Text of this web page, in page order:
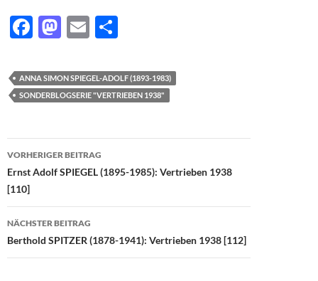
F
e
b
o
k
M
to
d
n
E
ail le
n
ANNA SIMON SPIEGEL-ADOLF (1893-1983)
SONDERBLOGSERIE "VERTRIEBEN 1938"
Beitragsnavigation
VORHERIGER BEITRAG
Ernst Adolf SPIEGEL (1895-1985): Vertrieben 1938
[110]
NÄCHSTER BEITRAG
Berthold SPITZER (1878-1941): Vertrieben 1938 [112]